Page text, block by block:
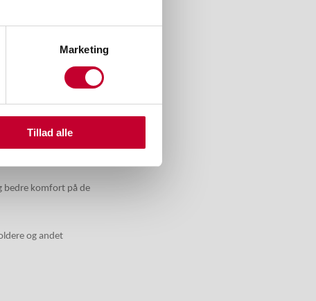
Marketing
Tillad alle
bedre komfort på de
og andet